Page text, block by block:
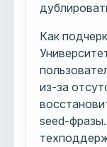
Как
из-за
seed-фразы.